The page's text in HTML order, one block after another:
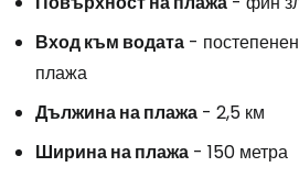
Вход към водата -
плажа
Дължина на плажа - 2,5 км
Ширина на плажа - 150 метра